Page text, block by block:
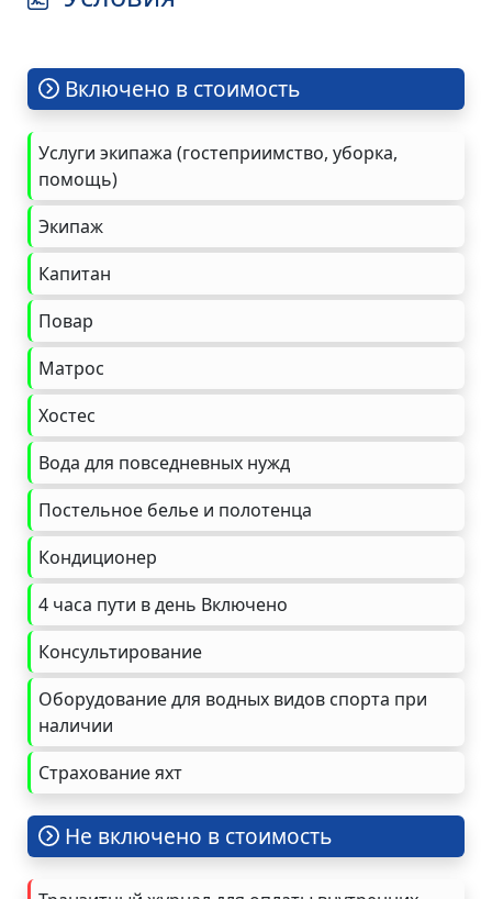
Включено в стоимость
Услуги экипажа (гостеприимство, уборка,
помощь)
Экипаж
Капитан
Повар
Матрос
Хостес
Вода для повседневных нужд
Постельное белье и полотенца
Кондиционер
4 часа пути в день Включено
Консультирование
Оборудование для водных видов спорта при
наличии
Страхование яхт
Не включено в стоимость